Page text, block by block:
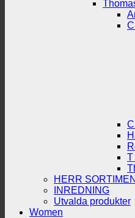
T
HERR
INREDNING
Utvalda produkter
Women